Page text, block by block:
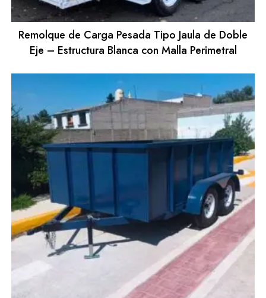
Remolque de Carga Pesada Tipo Jaula de Doble
Eje – Estructura Blanca con Malla Perimetral